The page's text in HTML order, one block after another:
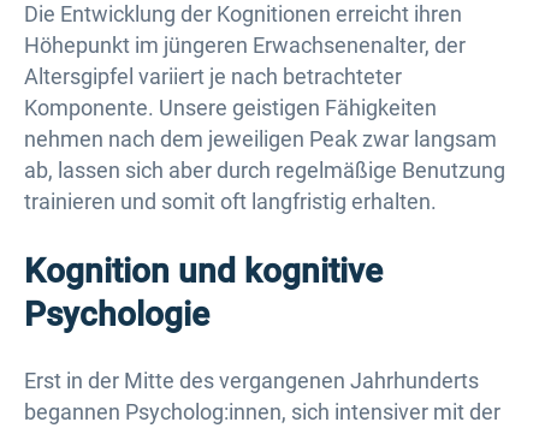
Die Entwicklung der Kognitionen erreicht ihren
Höhepunkt im jüngeren Erwachsenenalter, der
Altersgipfel variiert je nach betrachteter
Komponente. Unsere geistigen Fähigkeiten
nehmen nach dem jeweiligen Peak zwar langsam
ab, lassen sich aber durch regelmäßige Benutzung
trainieren und somit oft langfristig erhalten.
Kognition und kognitive
Psychologie
Erst in der Mitte des vergangenen Jahrhunderts
begannen Psycholog:innen, sich intensiver mit der